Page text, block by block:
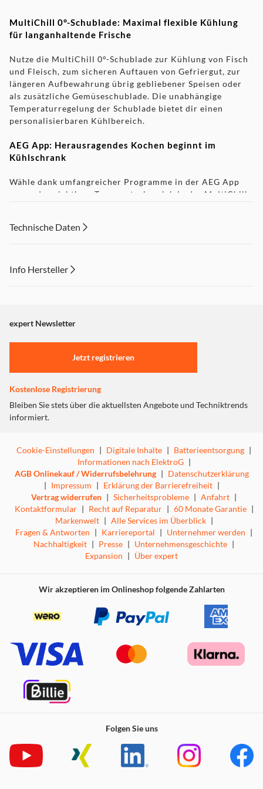
MultiChill 0°-Schublade: Maximal flexible Kühlung
für langanhaltende Frische
Nutze die MultiChill 0°-Schublade zur Kühlung von Fisch
und Fleisch, zum sicheren Auftauen von Gefriergut, zur
längeren Aufbewahrung übrig gebliebener Speisen oder
als zusätzliche Gemüseschublade. Die unabhängige
Temperaturregelung der Schublade bietet dir einen
personalisierbaren Kühlbereich.
AEG App: Herausragendes Kochen beginnt im
Kühlschrank
Wähle dank umfangreicher Programme in der AEG App
genau den richtigen Temperaturbereich in der MultiChill
oder die perfekte Temperatur für das Gären deines
70 % Recycelter Kunststoff - ohne Kompromisse bei
aus alten Kühlschränken wird für die Herstellung neuer
Kühlschränke genutzt und trägt so zur Abfallvermeidung
durch Kreislaufwirtschaft bei.
Gemüse – ganz automatisch
Vollständig getrennt vom Rest des Kühlbereichs sorgt die
Kondenswasser und erhält so bis zu 95 % der Vitamine
nach 11 Tagen – für weniger Food Waste und besseren
Geschmack.
Dein individuelles Gefrierfach: Flexible Frische für
deine Lebensmittel
Genieße die Flexibilität deiner Kühl-Gefrierkombination
dank des MultiSwitch, das sich an deine individuellen
Bedürfnisse anpasst. Du kannst das Gefrierfach auf +4 °C
seiner üblichen Temperatur zwischen -15 °C und -24 °C
Technische Daten
Info Hersteller
"Marketing".
Einstellungen anpassen
expert Newsletter
Jetzt registrieren
Kostenlose Registrierung
Bleiben Sie stets über die aktuellsten Angebote und Techniktrends
informiert.
Cookie-Einstellungen | Digitale Inhalte | Batterieentsorgung |
Informationen nach ElektroG |
AGB Onlinekauf / Widerrufsbelehrung | Datenschutzerklärung
| Impressum | Erklärung der Barrierefreiheit |
Vertrag widerrufen | Sicherheitsprobleme | Anfahrt |
Kontaktformular | Recht auf Reparatur | 60 Monate Garantie |
Markenwelt | Alle Services im Überblick |
Fragen & Antworten | Karriereportal | Unternehmer werden |
Nachhaltigkeit | Presse | Unternehmensgeschichte |
Expansion | Über expert
Wir akzeptieren im Onlineshop folgende Zahlarten
Folgen Sie uns